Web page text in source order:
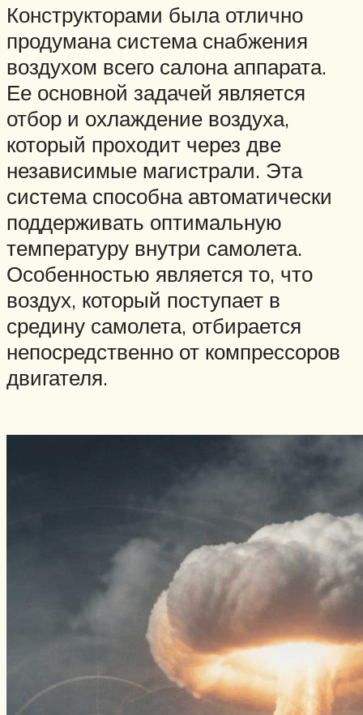
Конструкторами была отлично
продумана система снабжения
воздухом всего салона аппарата.
Ее основной задачей является
отбор и охлаждение воздуха,
который проходит через две
независимые магистрали. Эта
система способна автоматически
поддерживать оптимальную
температуру внутри самолета.
Особенностью является то, что
воздух, который поступает в
средину самолета, отбирается
непосредственно от компрессоров
двигателя.